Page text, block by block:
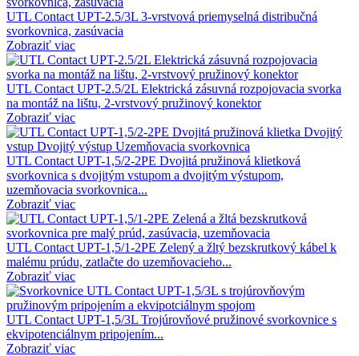
UTL Contact UPT-2.5/3L 3-vrstvová priemyselná distribučná
svorkovnica, zasúvacia
Zobraziť viac
UTL Contact UPT-2.5/2L Elektrická zásuvná rozpojovacia svorka
na montáž na lištu, 2-vrstvový pružinový konektor
Zobraziť viac
UTL Contact UPT-1,5/2-2PE Dvojitá pružinová klietková
svorkovnica s dvojitým vstupom a dvojitým výstupom,
uzemňovacia svorkovnica...
Zobraziť viac
UTL Contact UPT-1,5/1-2PE Zelený a žltý bezskrutkový kábel k
malému prúdu, zatlačte do uzemňovacieho...
Zobraziť viac
UTL Contact UPT-1,5/3L Trojúrovňové pružinové svorkovnice s
ekvipotenciálnym pripojením...
Zobraziť viac